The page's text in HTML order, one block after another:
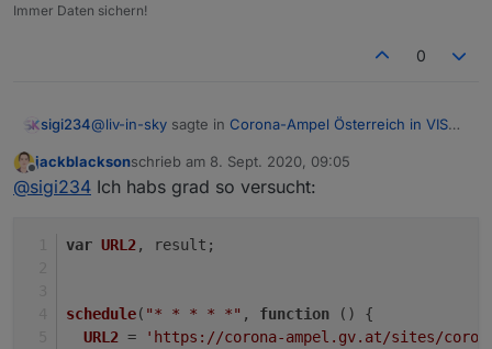
Immer Daten sichern!
0
sigi234@liv-in-sky sagte in Corona-Ampel Österreich in VIS
wenn die daten in einem dp stehen mit
Hallo, wie bekomme ich sie in einen DP?
Offline
jackblacksonschrieb am 8. Sept. 2020, 09:05
zuletzt editiert von
@sigi234 Ich habs grad so versucht:
var URL2 , result;
schedule( "* * * * *" , function ( ) {
URL2 =
'https://corona-ampel.gv.at/sites/